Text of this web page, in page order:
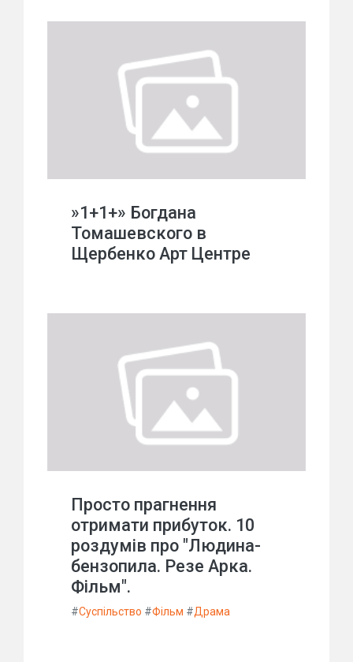
»1+1+» Богдана
Томашевского в
Щербенко Арт Центре
Просто прагнення
отримати прибуток. 10
роздумів про "Людина-
бензопила. Резе Арка.
Фільм".
#Суспільство #Фільм #Драма